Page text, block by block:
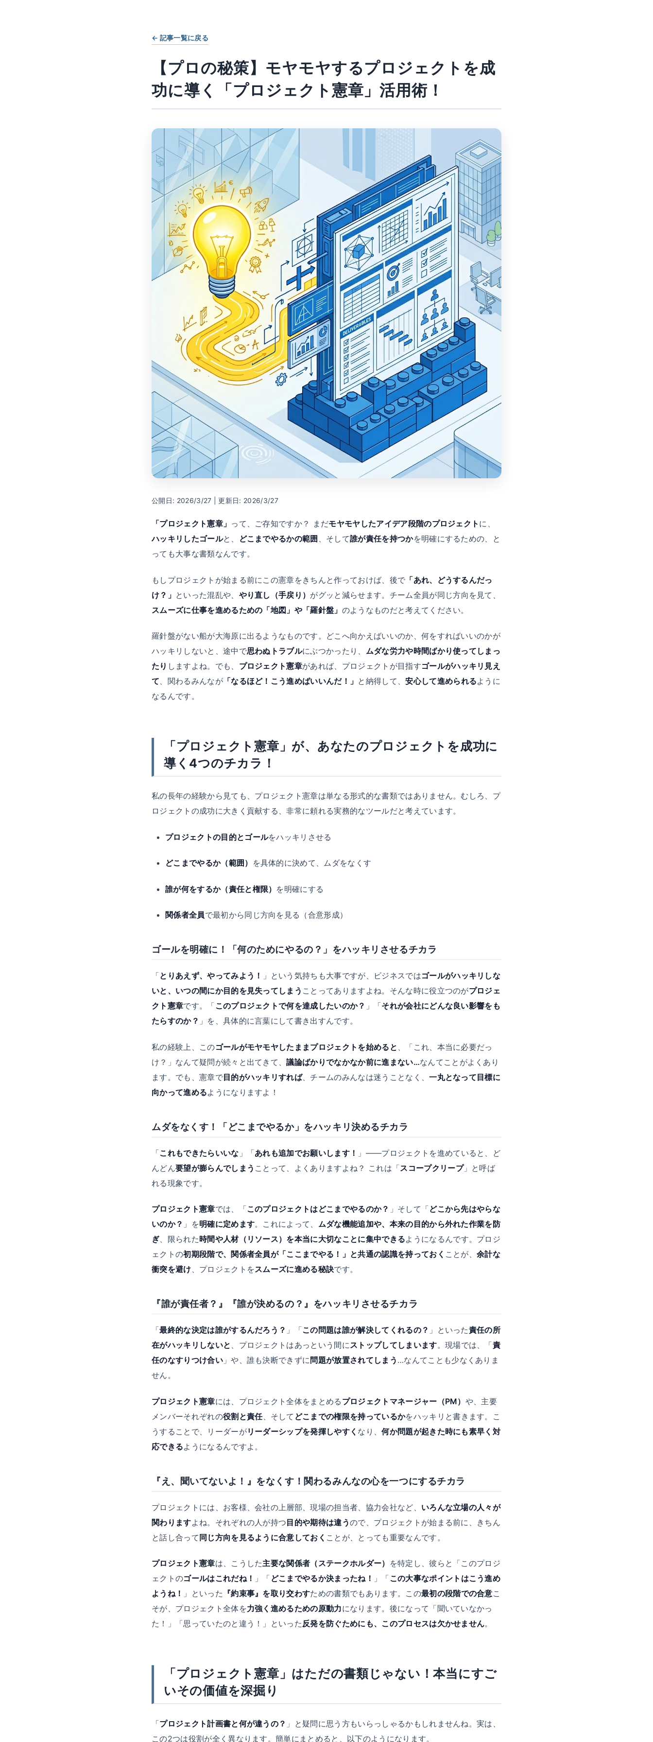
← 記事一覧に戻る
【プロの秘策】モヤモヤするプロジェクトを成
功に導く「プロジェクト憲章」活用術！
公開日: 2026/3/27 | 更新日: 2026/3/27
「プロジェクト憲章」 って、ご存知ですか？ まだモヤモヤしたアイデア段階のプロジェクト に、
ハッキリしたゴールと、 どこまでやるかの範囲 、そして誰が責任を持つかを明確にするための、と
っても大事な書類なんです。
もしプロジェクトが始まる前にこの憲章をきちんと作っておけば、後で 「あれ、どうするんだっ
け？」 といった混乱や、 やり直し（手戻り） がグッと減らせます。チーム全員が同じ方向を見て、
スムーズに仕事を進めるための「地図」や「羅針盤」 のようなものだと考えてください。
羅針盤がない船が大海原に出るようなものです。どこへ向かえばいいのか、何をすればいいのかが
ハッキリしないと、途中で思わぬトラブルにぶつかったり、 ムダな労力や時間ばかり使ってしまっ
たり しますよね。でも、 プロジェクト憲章があれば、プロジェクトが目指すゴールがハッキリ見え
て、関わるみんなが「なるほど！こう進めばいいんだ！」 と納得して、安心して進められるように
なるんです。
「プロジェクト憲章」が、あなたのプロジェクトを成功に
導く4つのチカラ！
私の長年の経験から見ても、プロジェクト憲章は単なる形式的な書類ではありません。むしろ、プ
ロジェクトの成功に大きく貢献する、非常に頼れる実務的なツールだと考えています。
プロジェクトの目的とゴールをハッキリさせる
どこまでやるか（範囲） を具体的に決めて、ムダをなくす
誰が何をするか（責任と権限） を明確にする
関係者全員で最初から同じ方向を見る（合意形成）
ゴールを明確に！「何のためにやるの？」をハッキリさせるチカラ
「とりあえず、やってみよう！ 」という気持ちも大事ですが、ビジネスではゴールがハッキリしな
いと、いつの間にか目的を見失ってしまう ことってありますよね。そんな時に役立つのがプロジェ
クト憲章です。「 このプロジェクトで何を達成したいのか？ 」「それが会社にどんな良い影響をも
たらすのか？ 」を、具体的に言葉にして書き出すんです。
私の経験上、このゴールがモヤモヤしたままプロジェクトを始めると 、「これ、本当に必要だっ
け？」なんて疑問が続々と出てきて、議論ばかりでなかなか前に進まない…なんてことがよくあり
ます。でも、憲章で目的がハッキリすれば、チームのみんなは迷うことなく、一丸となって目標に
向かって進めるようになりますよ！
ムダをなくす！「どこまでやるか」をハッキリ決めるチカラ
「これもできたらいいな 」「あれも追加でお願いします！ 」――プロジェクトを進めていると、ど
んどん要望が膨らんでしまう ことって、よくありますよね？ これは「スコープクリープ」と呼ば
れる現象です。
プロジェクト憲章では、「このプロジェクトはどこまでやるのか？ 」そして「どこから先はやらな
いのか？ 」を明確に定めます。これによって、 ムダな機能追加や、本来の目的から外れた作業を防
ぎ、限られた時間や人材（リソース）を本当に大切なことに集中できるようになるんです。プロジ
ェクトの初期段階で、関係者全員が「ここまでやる！」と共通の認識を持っておく ことが、余計な
衝突を避け、プロジェクトをスムーズに進める秘訣です。
『誰が責任者？』『誰が決めるの？』をハッキリさせるチカラ
「最終的な決定は誰がするんだろう？ 」「この問題は誰が解決してくれるの？ 」といった責任の所
在がハッキリしないと 、プロジェクトはあっという間にストップしてしまいます。現場では、「責
任のなすりつけ合い」や、誰も決断できずに問題が放置されてしまう …なんてことも少なくありま
せん。
プロジェクト憲章には、プロジェクト全体をまとめる プロジェクトマネージャー（PM） や、主要
メンバーそれぞれの役割と責任、そして どこまでの権限を持っているかをハッキリと書きます。こ
うすることで、リーダーがリーダーシップを発揮しやすく なり、何か問題が起きた時にも素早く対
応できるようになるんですよ。
『え、聞いてないよ！』をなくす！関わるみんなの心を一つにするチカラ
プロジェクトには、お客様、会社の上層部、現場の担当者、協力会社など、 いろんな立場の人々が
関わりますよね。それぞれの人が持つ目的や期待は違うので、プロジェクトが始まる前に、きちん
と話し合って 同じ方向を見るように合意しておく ことが、とっても重要なんです。
プロジェクト憲章は、こうした主要な関係者（ステークホルダー） を特定し、彼らと「このプロジ
ェクトのゴールはこれだね！ 」「 どこまでやるか決まったね！ 」「 この大事なポイントはこう進め
ようね！ 」といった 『約束事』を取り交わすための書類でもあります。この最初の段階での合意こ
そが、プロジェクト全体を力強く進めるための原動力になります。後になって「聞いていなかっ
た！」「思っていたのと違う！」といった反発を防ぐためにも、このプロセスは欠かせません。
「プロジェクト憲章」はただの書類じゃない！本当にすご
いその価値を深掘り
「プロジェクト計画書と何が違うの？ 」と疑問に思う方もいらっしゃるかもしれませんね。実は、
この2つは役割が全く異なります。簡単にまとめると、以下のようになります。